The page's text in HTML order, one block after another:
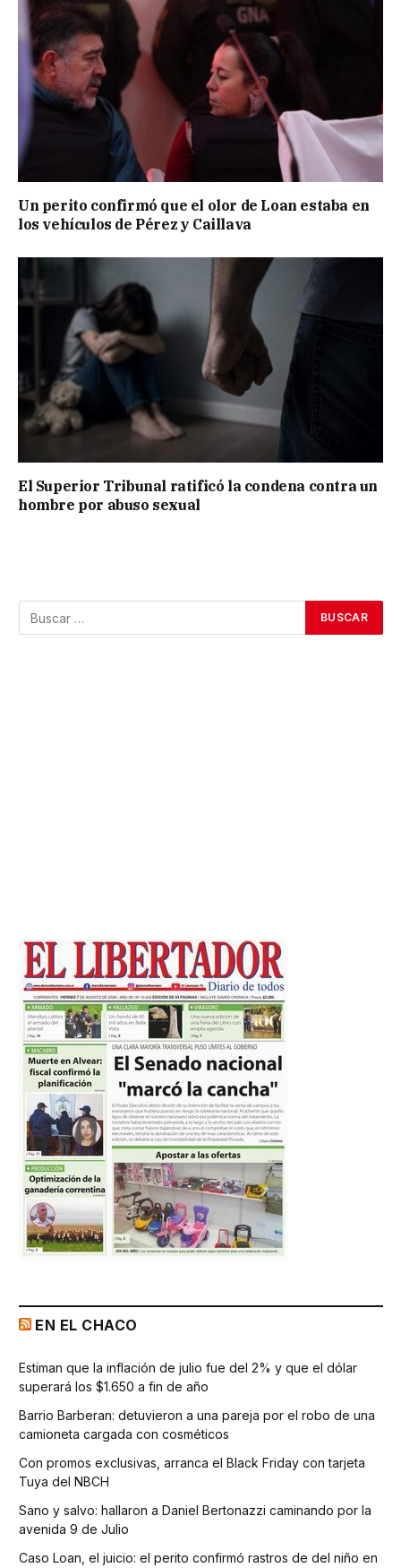
Un perito confirmó que el olor de Loan estaba en
los vehículos de Pérez y Caillava
El Superior Tribunal ratificó la condena contra un
hombre por abuso sexual
EN EL CHACO
Estiman que la inflación de julio fue del 2% y que el dólar
superará los $1.650 a fin de año
Barrio Barberan: detuvieron a una pareja por el robo de una
camioneta cargada con cosméticos
Con promos exclusivas, arranca el Black Friday con tarjeta
Tuya del NBCH
Sano y salvo: hallaron a Daniel Bertonazzi caminando por la
avenida 9 de Julio
Caso Loan, el juicio: el perito confirmó rastros de del niño en